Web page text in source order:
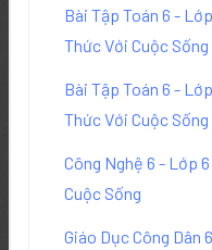
Bài Tập Toán 6 -
Thức Với Cuộc Sống
Bài Tập Toán 6 -
Thức Với Cuộc Sống
Công Nghệ 6 - Lớp
Cuộc Sống
Giáo Dục Công Dân